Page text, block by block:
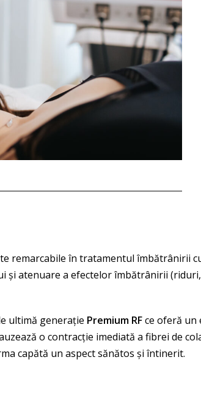
remarcabile în tratamentul îmbătrânirii
atenuare a efectelor îmbătrânirii
ultimă generație Premium RFce oferă un
o contracție imediată a fibrei de
capătă un aspect sănătos și întinerit.